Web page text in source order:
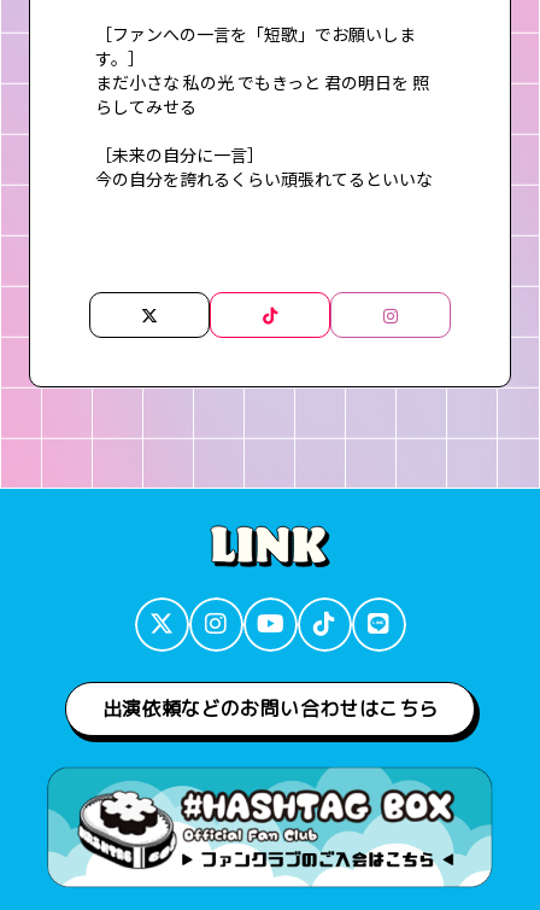
［ファンへの一言を「短歌」でお願いしま
す。］
まだ小さな 私の光 でもきっと 君の明日を 照
らしてみせる
［未来の自分に一言］
今の自分を誇れるくらい頑張れてるといいな
出演依頼などのお問い合わせはこちら